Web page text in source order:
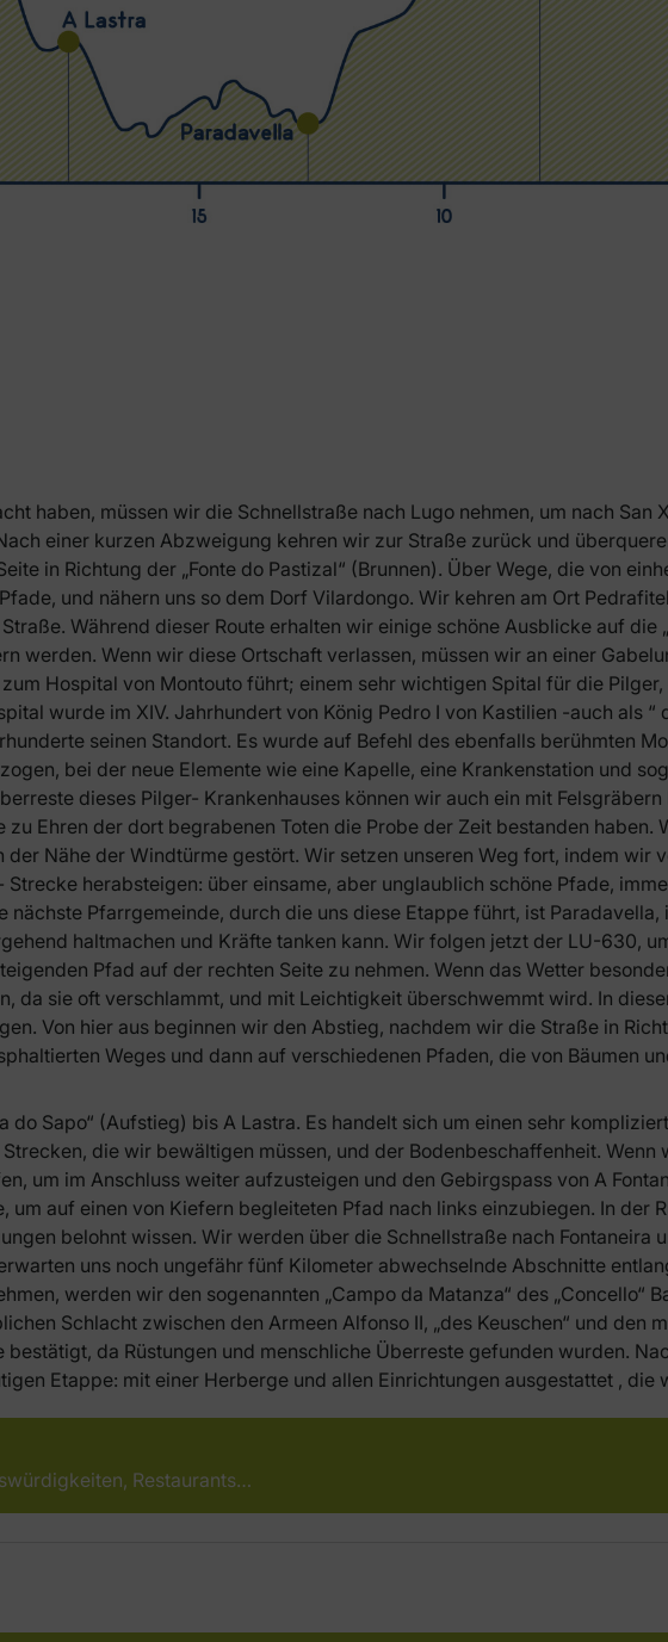
haben, müssen wir die Schnellstraße nach Lugo nehmen, um nach San
einer kurzen Abzweigung kehren wir zur Straße zurück und
in Richtung der „Fonte do Pastizal“ (Brunnen). Über Wege, die von
und nähern uns so dem Dorf Vilardongo. Wir kehren am Ort
Während dieser Route erhalten wir einige schöne Ausblicke auf die
werden. Wenn wir diese Ortschaft verlassen, müssen wir an einer
Hospital von Montouto führt; einem sehr wichtigen Spital für die
wurde im XIV. Jahrhundert von König Pedro I von Kastilien -auch als “
seinen Standort. Es wurde auf Befehl des ebenfalls berühmten
bei der neue Elemente wie eine Kapelle, eine Krankenstation und
dieses Pilger- Krankenhauses können wir auch ein mit
zu Ehren der dort begrabenen Toten die Probe der Zeit bestanden haben.
der Nähe der Windtürme gestört. Wir setzen unseren Weg fort, indem wir
herabsteigen: über einsame, aber unglaublich schöne Pfade,
nächste Pfarrgemeinde, durch die uns diese Etappe führt, ist Paradavella,
haltmachen und Kräfte tanken kann. Wir folgen jetzt der LU-630,
Pfad auf der rechten Seite zu nehmen. Wenn das Wetter
da sie oft verschlammt, und mit Leichtigkeit überschwemmt wird. In
Von hier aus beginnen wir den Abstieg, nachdem wir die Straße in
Weges und dann auf verschiedenen Pfaden, die von Bäumen
do Sapo“ (Aufstieg) bis A Lastra. Es handelt sich um einen sehr
die wir bewältigen müssen, und der Bodenbeschaffenheit. Wenn
um im Anschluss weiter aufzusteigen und den Gebirgspass von A
um auf einen von Kiefern begleiteten Pfad nach links einzubiegen. In der
belohnt wissen. Wir werden über die Schnellstraße nach Fontaneira
uns noch ungefähr fünf Kilometer abwechselnde Abschnitte
werden wir den sogenannten „Campo da Matanza“ des „Concello“
Schlacht zwischen den Armeen Alfonso II, „des Keuschen“ und den
da Rüstungen und menschliche Überreste gefunden wurden.
Etappe: mit einer Herberge und allen Einrichtungen ausgestattet , die
Restaurants…